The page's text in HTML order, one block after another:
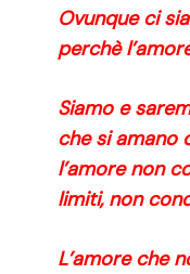
Ovunque ci
perchè
Siamo e
che si amano
l’amore non
limiti, non
L’amore che